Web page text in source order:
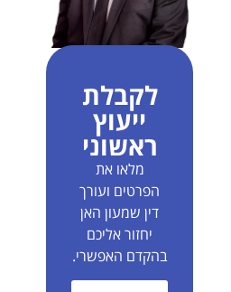
לקבלת
ייעוץ
ראשוני
מלאו את
הפרטים ועורך
דין שמעון האן
יחזור אליכם
בהקדם האפשרי.